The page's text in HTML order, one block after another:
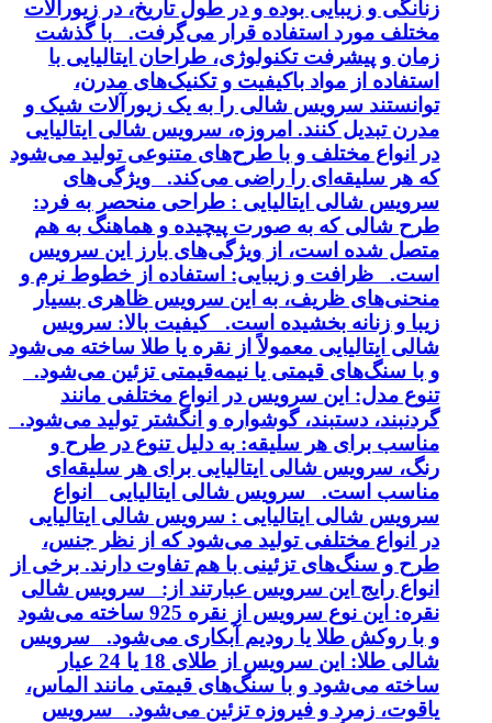
زنانگی و زیبایی بوده و در طول تاریخ، در زیورآلات
مختلف مورد استفاده قرار می‌گرفت. با گذشت
زمان و پیشرفت تکنولوژی، طراحان ایتالیایی با
استفاده از مواد باکیفیت و تکنیک‌های مدرن،
توانستند سرویس شالی را به یک زیورآلات شیک و
مدرن تبدیل کنند. امروزه، سرویس شالی ایتالیایی
در انواع مختلف و با طرح‌های متنوعی تولید می‌شود
که هر سلیقه‌ای را راضی می‌کند. ویژگی‌های
سرویس شالی ایتالیایی : طراحی منحصر به فرد:
طرح شالی که به صورت پیچیده و هماهنگ به هم
متصل شده است، از ویژگی‌های بارز این سرویس
است. ظرافت و زیبایی: استفاده از خطوط نرم و
منحنی‌های ظریف، به این سرویس ظاهری بسیار
زیبا و زنانه بخشیده است. کیفیت بالا: سرویس
شالی ایتالیایی معمولاً از نقره یا طلا ساخته می‌شود
و با سنگ‌های قیمتی یا نیمه‌قیمتی تزئین می‌شود.
تنوع مدل: این سرویس در انواع مختلفی مانند
گردنبند، دستبند، گوشواره و انگشتر تولید می‌شود.
مناسب برای هر سلیقه: به دلیل تنوع در طرح و
رنگ، سرویس شالی ایتالیایی برای هر سلیقه‌ای
مناسب است. سرویس شالی ایتالیایی انواع
سرویس شالی ایتالیایی : سرویس شالی ایتالیایی
در انواع مختلفی تولید می‌شود که از نظر جنس،
طرح و سنگ‌های تزئینی با هم تفاوت دارند. برخی از
انواع رایج این سرویس عبارتند از: سرویس شالی
نقره: این نوع سرویس از نقره 925 ساخته می‌شود
و با روکش طلا یا رودیم آبکاری می‌شود. سرویس
شالی طلا: این سرویس از طلای 18 یا 24 عیار
ساخته می‌شود و با سنگ‌های قیمتی مانند الماس،
یاقوت، زمرد و فیروزه تزئین می‌شود. سرویس